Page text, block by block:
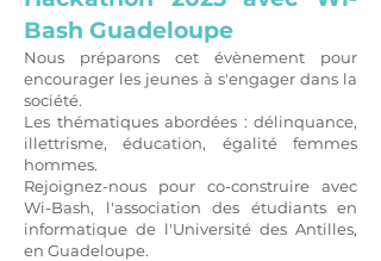
Bash Guadeloupe
Nous préparons cet évènement pour
encourager les jeunes à s'engager dans la
société.
Les thématiques abordées : délinquance,
illettrisme, éducation, égalité femmes
hommes.
Rejoignez-nous pour co-construire avec
Wi-Bash, l'association des étudiants en
informatique de l'Université des Antilles,
en Guadeloupe.